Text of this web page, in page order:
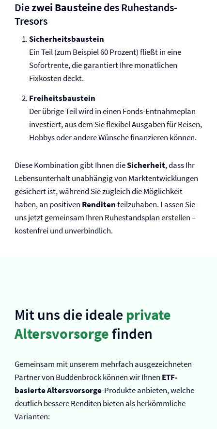
Diezwei Bausteinedes Ruhestands-
Tresors
Sicherheitsbaustein
Ein Teil (zum Beispiel 60 Prozent) fließt in eine
Sofortrente, die garantiert Ihre monatlichen
Fixkosten deckt.
Freiheitsbaustein
Der übrige Teil wird in einen Fonds-Entnahmeplan
investiert, aus dem Sie flexibel Ausgaben für Reisen,
Hobbys oder andere Wünsche finanzieren können.
Diese Kombination gibt Ihnen dieSicherheit, dass Ihr
Lebensunterhalt unabhängig von Marktentwicklungen
gesichert ist, während Sie zugleich die Möglichkeit
haben, an positiven Renditenteilzuhaben. Lassen Sie
uns jetzt gemeinsam Ihren Ruhestandsplan erstellen –
kostenfrei und unverbindlich.
Mit uns die ideale private
Altersvorsorgefinden
Gemeinsam mit unserem mehrfach ausgezeichneten
Partner von Buddenbrock können wir Ihnen ETF-
basierte Altersvorsorge-Produkte anbieten, welche
deutlich bessere Renditen bieten als herkömmliche
Varianten: